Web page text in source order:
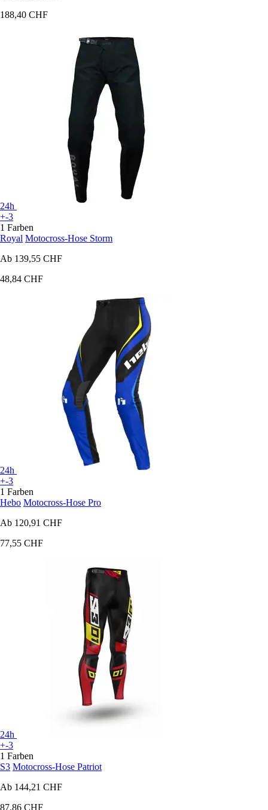
188,40 CHF
24h
+-3
1 Farben
Royal Motocross-Hose Storm
Ab 139,55 CHF
48,84 CHF
24h
+-3
1 Farben
Hebo Motocross-Hose Pro
Ab 120,91 CHF
77,55 CHF
24h
+-3
1 Farben
S3 Motocross-Hose Patriot
Ab 144,21 CHF
87,86 CHF